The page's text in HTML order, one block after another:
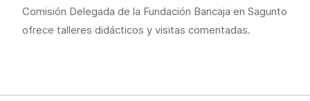
Comisión Delegada de la Fundación Bancaja en Sagunto
ofrece talleres didácticos y visitas comentadas.